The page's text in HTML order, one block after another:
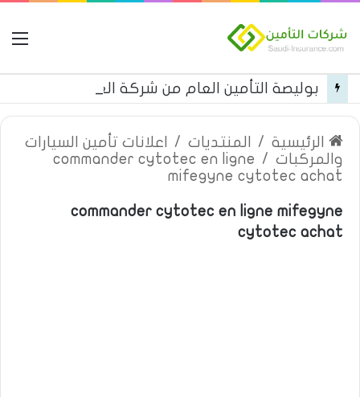
الرئيسية / المنتديات /
اعلانات تأمين السيارات
والمركبات /
commander cytotec en ligne
mifegyne cytotec achat
commander cytotec en ligne mifegyne
cytotec achat